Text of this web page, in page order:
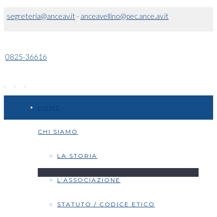
segreteria@anceav.it- anceavellino@pec.ance.av.it
0825-36616
CHI SIAMO
LA STORIA
L’ASSOCIAZIONE
STATUTO / CODICE ETICO